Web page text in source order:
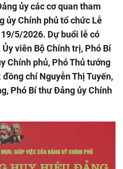
ủy các cơ quan tham
ủy Chính phủ tổ chức Lễ
5/2026. Dự buổi lễ có
viên Bộ Chính trị, Phó Bí
Chính phủ, Phó Thủ tướng
chí Nguyễn Thị Tuyến,
Phó Bí thư Đảng ủy Chính